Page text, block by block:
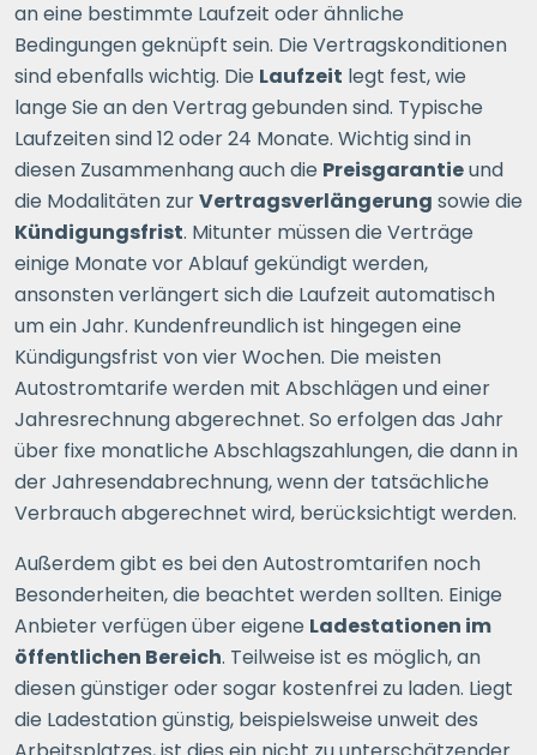
an eine bestimmte Laufzeit oder ähnliche
Bedingungen geknüpft sein. Die Vertragskonditionen
sind ebenfalls wichtig. Die Laufzeit legt fest, wie
lange Sie an den Vertrag gebunden sind. Typische
Laufzeiten sind 12 oder 24 Monate. Wichtig sind in
diesen Zusammenhang auch die Preisgarantieund
die Modalitäten zurVertragsverlängerung sowie die
Kündigungsfrist. Mitunter müssen die Verträge
einige Monate vor Ablauf gekündigt werden,
ansonsten verlängert sich die Laufzeit automatisch
um ein Jahr. Kundenfreundlich ist hingegen eine
Kündigungsfrist von vier Wochen. Die meisten
Autostromtarife werden mit Abschlägen und einer
Jahresrechnung abgerechnet. So erfolgen das Jahr
über fixe monatliche Abschlagszahlungen, die dann in
der Jahresendabrechnung, wenn der tatsächliche
Verbrauch abgerechnet wird, berücksichtigt werden.
Außerdem gibt es bei den Autostromtarifen noch
Besonderheiten, die beachtet werden sollten. Einige
Anbieter verfügen über eigene Ladestationen im
öffentlichen Bereich. Teilweise ist es möglich, an
diesen günstiger oder sogar kostenfrei zu laden. Liegt
die Ladestation günstig, beispielsweise unweit des